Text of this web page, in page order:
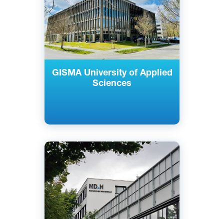
GISMA University of Applied
Sciences
Частный
Английский
Немецкий
Берлин, Дюссельдорф, Мюнхен,
Германия
Частный